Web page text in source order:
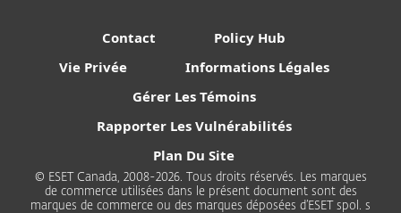
Contact
Policy Hub
Vie Privée
Informations Légales
Gérer Les Témoins
Rapporter Les Vulnérabilités
Plan Du Site
© ESET Canada, 2008-2026. Tous droits réservés. Les marques
de commerce utilisées dans le présent document sont des
marques de commerce ou des marques déposées d’ESET spol. s